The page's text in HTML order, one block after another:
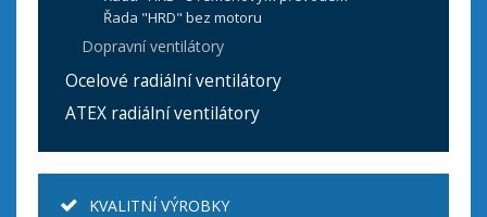
Řada "HRD" bez motoru
Dopravní ventilátory
Ocelové radiální ventilátory
ATEX radiální ventilátory
KVALITNÍ VÝROBKY